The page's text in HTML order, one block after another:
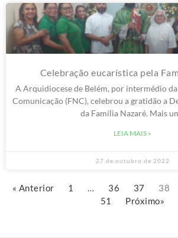
Celebração eucarística pela
A Arquidiocese de Belém, por intermédio
Comunicação (FNC), celebrou a gratidão a
da Família Nazaré. Mais
LEIA MAIS »
27 de outubro de 2022
« Anterior 1 … 36 37 38
51
Próximo»